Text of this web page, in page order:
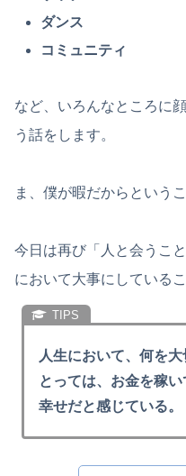
ダンス
コミュニティ
など、いろんなところに
う話をします。
ま、僕が暇だからという
今日は再び「人と会うこ
において大事にしている
人生において、何を
とっては、お金を稼
幸せだと感じている。